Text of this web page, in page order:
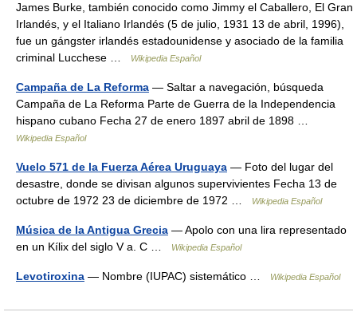
James Burke, también conocido como Jimmy el Caballero, El Gran
Irlandés, y el Italiano Irlandés (5 de julio, 1931 13 de abril, 1996),
fue un gángster irlandés estadounidense y asociado de la familia
criminal Lucchese …
Wikipedia Español
Campaña de La Reforma — Saltar a navegación, búsqueda
Campaña de La Reforma Parte de Guerra de la Independencia
hispano cubano Fecha 27 de enero 1897 abril de 1898 …
Wikipedia Español
Vuelo 571 de la Fuerza Aérea Uruguaya — Foto del lugar del
desastre, donde se divisan algunos supervivientes Fecha 13 de
octubre de 1972 23 de diciembre de 1972 …
Wikipedia Español
Música de la Antigua Grecia — Apolo con una lira representado
en un Kílix del siglo V a. C …
Wikipedia Español
Levotiroxina — Nombre (IUPAC) sistemático … Wikipedia Español